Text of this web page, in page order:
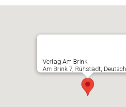
Verlag Am Brink
Am Brink 7, Rühstädt,